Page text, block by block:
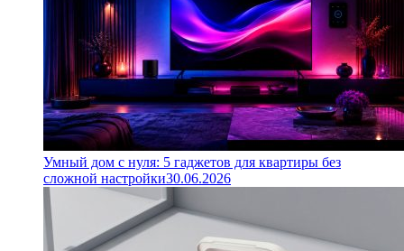
Умный дом с нуля: 5 гаджетов для квартиры без
сложной настройки30.06.2026